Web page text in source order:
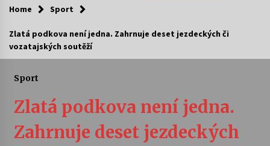
Kam za kulturou?
Letní koncerty ve Stromovce: Ars Camerata a
Vernisáž výstavy Josefíny Duškové: Stávám se
30. 7. 2026
Home Sport
Zlatá podkova není jedna. Zahrnuje deset jezdeckých či
vozatajských soutěží
Sport
Zlatá podkova není jedna.
Zahrnuje deset jezdeckých